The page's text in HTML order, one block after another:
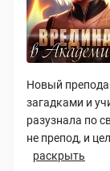
Новый
загадками и
разузнала по
не препод, и
раскрыть